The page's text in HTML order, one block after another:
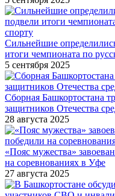
Сильнейшие
итоги чемпионата по
5 сентября 2025
Сборная Башкортостана
защитников Отечества
28 августа 2025
«Пояс мужества»
на соревнованиях в Уфе
27 августа 2025